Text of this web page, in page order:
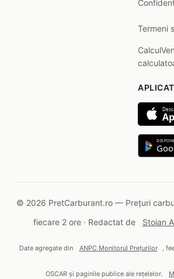
Termeni
© 2026 PretCarburant.ro — Prețuri
fiecare 2 ore · Redactat de
Stoian
Date agregate din ANPC Monitorul Prețurilor ,
OSCAR și paginile publice ale rețelelor.